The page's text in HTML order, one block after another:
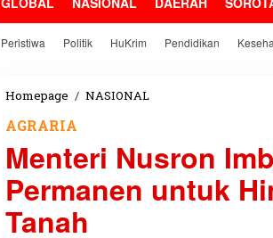
Peristiwa Politik HuKrim Pendidikan
Homepage / NASIONAL
e
i
AGRARIA
Menteri Nusron
Permanen untuk
Tanah